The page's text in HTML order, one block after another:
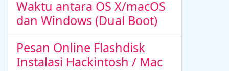
Waktu antara OS X/macOS
dan Windows (Dual Boot)
Pesan Online Flashdisk
Instalasi Hackintosh / Mac